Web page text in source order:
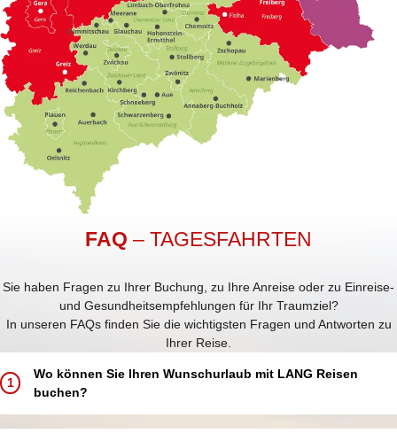
FAQ – TAGESFAHRTEN
Sie haben Fragen zu Ihrer Buchung, zu Ihre Anreise oder zu Einreise-
und Gesundheitsempfehlungen für Ihr Traumziel?
In unseren FAQs finden Sie die wichtigsten Fragen und Antworten zu
Ihrer Reise.
1
Wo können Sie Ihren Wunschurlaub mit LANG Reisen
buchen?
Buchen Sie Ihren Traumurlaub ganz einfach und bequem: